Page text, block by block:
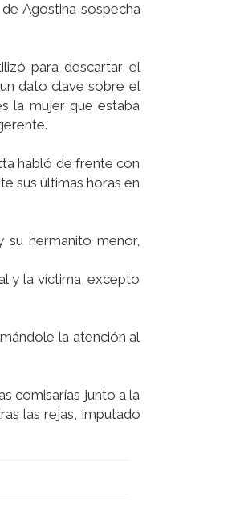
Agostina sospecha
para descartar el
dato clave sobre el
la mujer que estaba
habló de frente con
sus últimas horas en
su hermanito menor,
y la víctima, excepto
la atención al
comisarías junto a la
las rejas, imputado